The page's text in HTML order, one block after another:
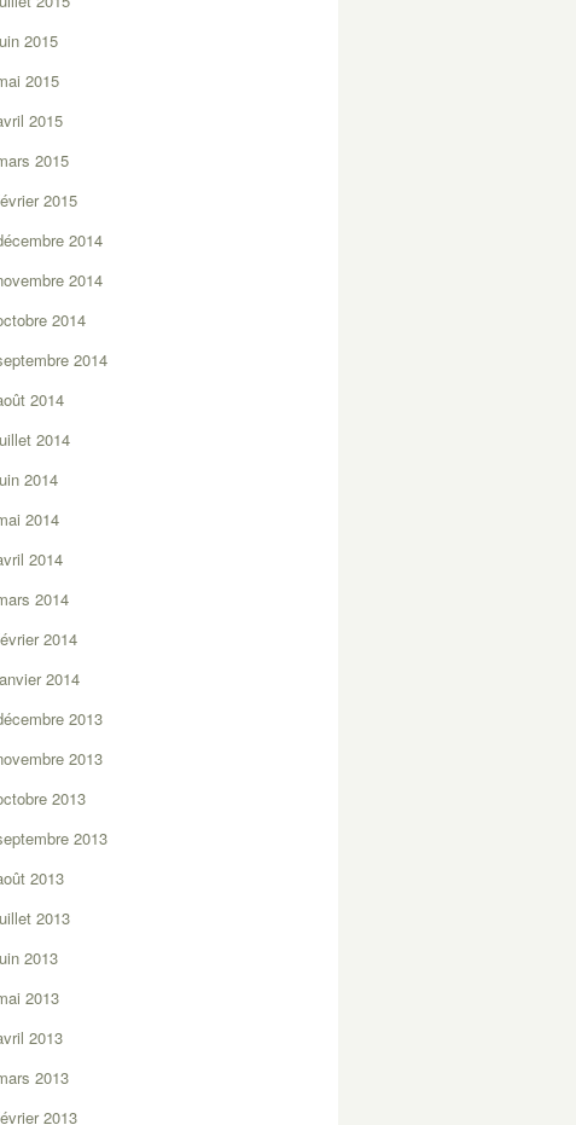
2015
2015
2015
2015
2015
2014
2014
2014
2014
2014
2014
2014
2014
2014
2014
2014
2014
2013
2013
2013
2013
2013
2013
2013
2013
2013
2013
2013